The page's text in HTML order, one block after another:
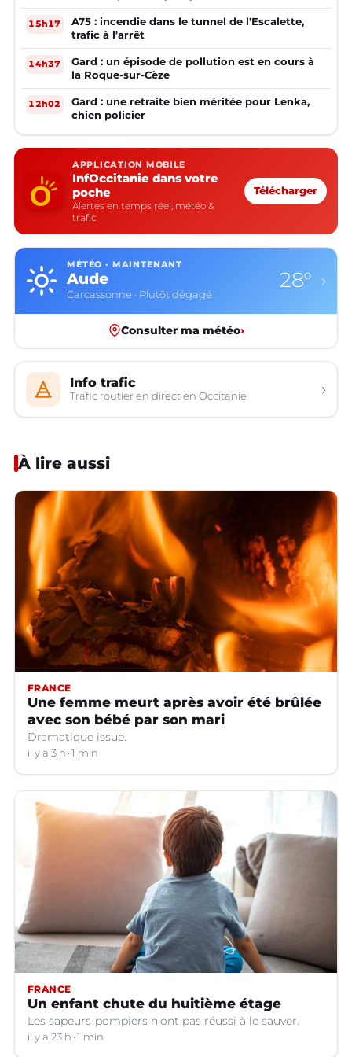
15h17
A75 : incendie dans le tunnel de l'Escalette,
trafic à l'arrêt
14h37
Gard : un épisode de pollution est en cours à
la Roque-sur-Cèze
12h02
Gard : une retraite bien méritée pour Lenka,
chien policier
APPLICATION MOBILE
InfOccitanie dans votre
poche
Alertes en temps réel, météo &
trafic
Télécharger
MÉTÉO · MAINTENANT
Aude
Carcassonne · Plutôt dégagé
28° ›
Consulter ma météo›
Info trafic
Trafic routier en direct en Occitanie ›
À lire aussi
FRANCE
Une femme meurt après avoir été brûlée
avec son bébé par son mari
Dramatique issue.
il y a 3 h 1 min
FRANCE
Un enfant chute du huitième étage
Les sapeurs-pompiers n'ont pas réussi à le sauver.
il y a 23 h 1 min